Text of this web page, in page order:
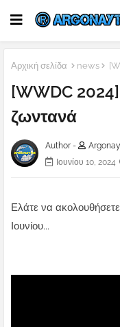
Αρχική σελίδα news
[WWDC
ζωντανά
Author -
Ιουνίου 10, 2024
Ελάτε να
Ιουνίου...